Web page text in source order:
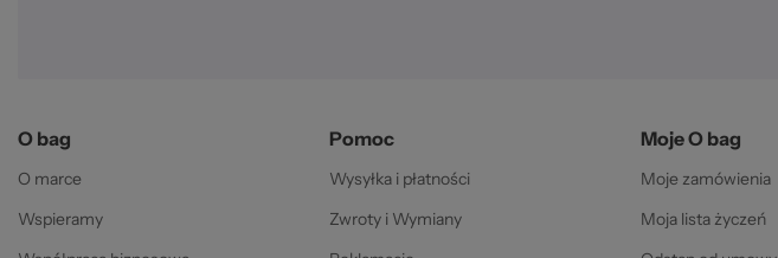
O bag
O marce
Wspieramy
Pomoc
Wysyłka i płatności
Zwroty i Wymiany
Moje O bag
Moje zamówienia
Moja lista życzeń